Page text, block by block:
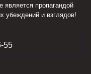
является пропагандой
убеждений и взглядов!
55